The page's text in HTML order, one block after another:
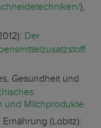
),
Der
Gesundheit und
und Milchprodukte.
(Lobitz):